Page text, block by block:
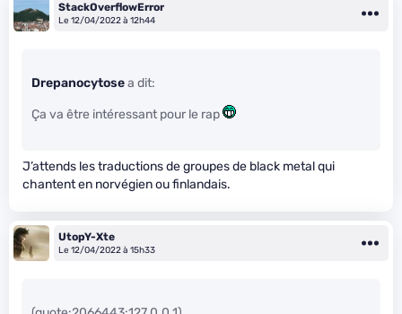
StackOverflowError
Le 12/04/2022 à 12h44
Drepanocytosea dit:
Ça va être intéressant pour le rap
J’attends les traductions de groupes de black metal qui
chantent en norvégien ou finlandais.
UtopY-Xte
Le 12/04/2022 à 15h33